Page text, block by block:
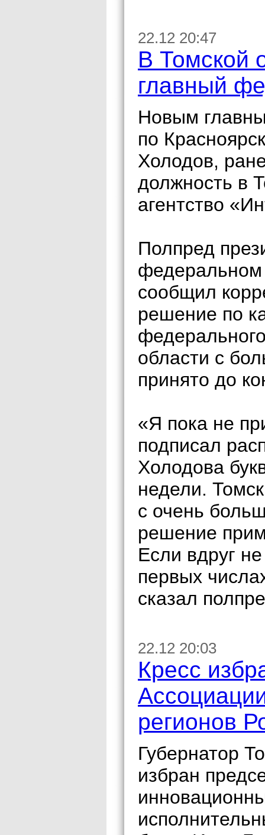
22.12 20:47
В Томской
главный
Новым
по
Холодов,
должность в
агентство
Полпред
федеральном
сообщил
решение по
области с
принято до
«Я пока не
подписал
Холодова
недели.
с очень
решение
Если вдруг
первых
сказал
22.12 20:03
Кресс
регионов
Губернатор
избран